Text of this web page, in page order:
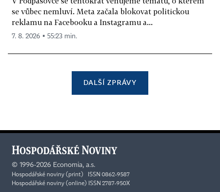
se vůbec nemluví. Meta začala blokovat politickou
reklamu na Facebooku a Instagramu a...
7. 8. 2026 ▪ 55:23 min.
DALŠÍ ZPRÁVY
© 1996-2026 Economia, a.s.
Hospodářské noviny (print) ISSN 0862-9587
Hospodářské noviny (online) ISSN 2787-950X